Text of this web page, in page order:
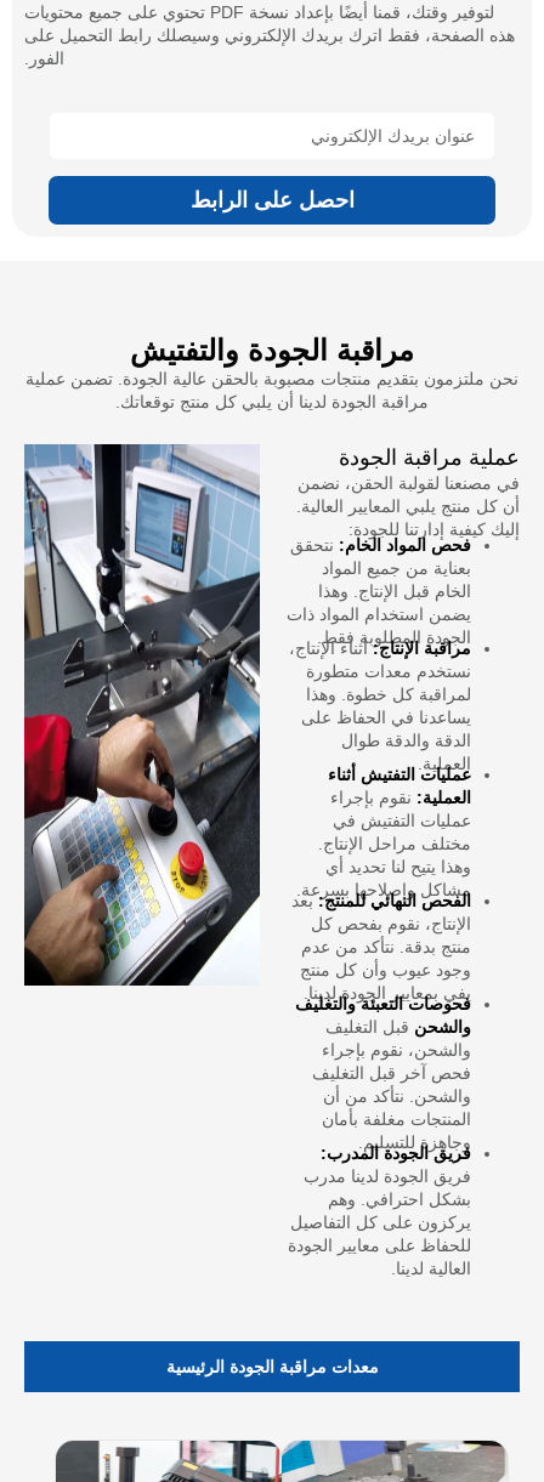
لتوفير وقتك، قمنا أيضًا بإعداد نسخة PDF تحتوي على جميع محتويات
هذه الصفحة، فقط اترك بريدك الإلكتروني وسيصلك رابط التحميل على
الفور.
احصل على الرابط
مراقبة الجودة والتفتيش
نحن ملتزمون بتقديم منتجات مصبوبة بالحقن عالية الجودة. تضمن عملية
مراقبة الجودة لدينا أن يلبي كل منتج توقعاتك.
عملية مراقبة الجودة
في مصنعنا لقولبة الحقن، نضمن
أن كل منتج يلبي المعايير العالية.
إليك كيفية إدارتنا للجودة:
فحص المواد الخام:نتحقق
بعناية من جميع المواد
الخام قبل الإنتاج. وهذا
يضمن استخدام المواد ذات
الجودة المطلوبة فقط.
مراقبة الإنتاج:أثناء الإنتاج،
نستخدم معدات متطورة
لمراقبة كل خطوة. وهذا
يساعدنا في الحفاظ على
الدقة والدقة طوال
العملية.
عمليات التفتيش أثناء
العملية:نقوم بإجراء
عمليات التفتيش في
مختلف مراحل الإنتاج.
وهذا يتيح لنا تحديد أي
مشاكل وإصلاحها بسرعة.
الفحص النهائي للمنتج:بعد
الإنتاج، نقوم بفحص كل
منتج بدقة. نتأكد من عدم
وجود عيوب وأن كل منتج
يفي بمعايير الجودة لدينا.
فحوصات التعبئة والتغليف
والشحنقبل التغليف
والشحن، نقوم بإجراء
فحص آخر قبل التغليف
والشحن. نتأكد من أن
المنتجات مغلفة بأمان
وجاهزة للتسليم.
فريق الجودة المدرب:
فريق الجودة لدينا مدرب
بشكل احترافي. وهم
يركزون على كل التفاصيل
للحفاظ على معايير الجودة
العالية لدينا.
معدات مراقبة الجودة الرئيسية